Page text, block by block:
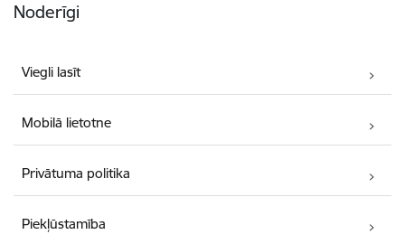
Noderīgi
Viegli lasīt
Mobilā lietotne
Privātuma politika
Piekļūstamība